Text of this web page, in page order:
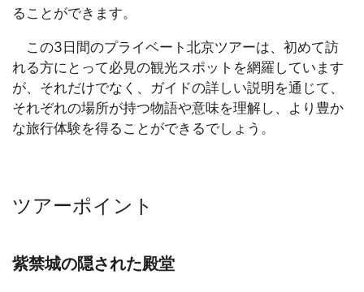
ることができます。
この3日間のプライベート北京ツアーは、初めて訪
れる方にとって必見の観光スポットを網羅しています
が、それだけでなく、ガイドの詳しい説明を通じて、
それぞれの場所が持つ物語や意味を理解し、より豊か
な旅行体験を得ることができるでしょう。
ツアーポイント
紫禁城の隠された殿堂